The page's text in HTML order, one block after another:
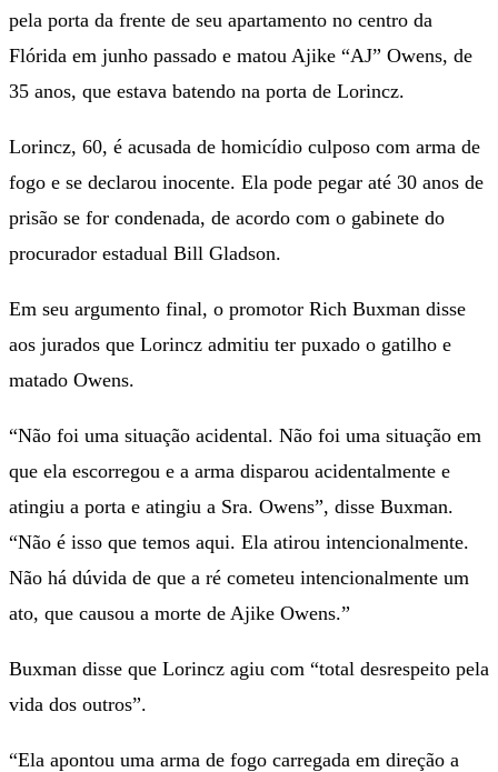
pela porta da frente de seu apartamento no centro da
Flórida em junho passado e matou Ajike “AJ” Owens, de
35 anos, que estava batendo na porta de Lorincz.
Lorincz, 60, é acusada de homicídio culposo com arma de
fogo e se declarou inocente. Ela pode pegar até 30 anos de
prisão se for condenada, de acordo com o gabinete do
procurador estadual Bill Gladson.
Em seu argumento final, o promotor Rich Buxman disse
aos jurados que Lorincz admitiu ter puxado o gatilho e
matado Owens.
“Não foi uma situação acidental. Não foi uma situação em
que ela escorregou e a arma disparou acidentalmente e
atingiu a porta e atingiu a Sra. Owens”, disse Buxman.
“Não é isso que temos aqui. Ela atirou intencionalmente.
Não há dúvida de que a ré cometeu intencionalmente um
ato, que causou a morte de Ajike Owens.”
Buxman disse que Lorincz agiu com “total desrespeito pela
vida dos outros”.
“Ela apontou uma arma de fogo carregada em direção a